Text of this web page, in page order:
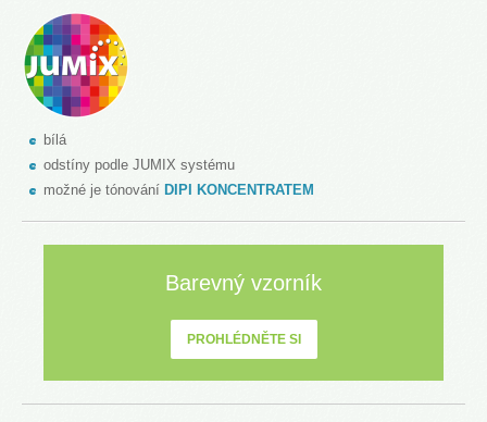
bílá
odstíny podle JUMIX systému
možné je tónování DIPI KONCENTRATEM
Barevný vzorník
PROHLÉDNĚTE SI